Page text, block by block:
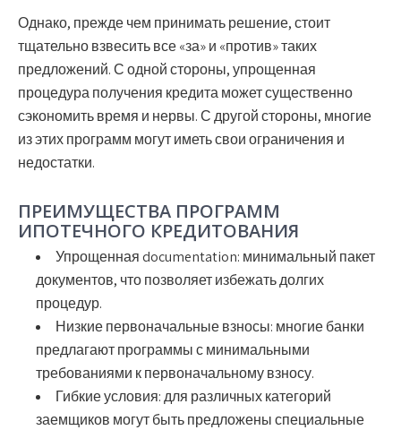
Однако, прежде чем принимать решение, стоит
тщательно взвесить все «за» и «против» таких
предложений. С одной стороны, упрощенная
процедура получения кредита может существенно
сэкономить время и нервы. С другой стороны, многие
из этих программ могут иметь свои ограничения и
недостатки.
ПРЕИМУЩЕСТВА ПРОГРАММ
ИПОТЕЧНОГО КРЕДИТОВАНИЯ
Упрощенная documentation: минимальный пакет
документов, что позволяет избежать долгих
процедур.
Низкие первоначальные взносы: многие банки
предлагают программы с минимальными
требованиями к первоначальному взносу.
Гибкие условия:для различных категорий
заемщиков могут быть предложены специальные